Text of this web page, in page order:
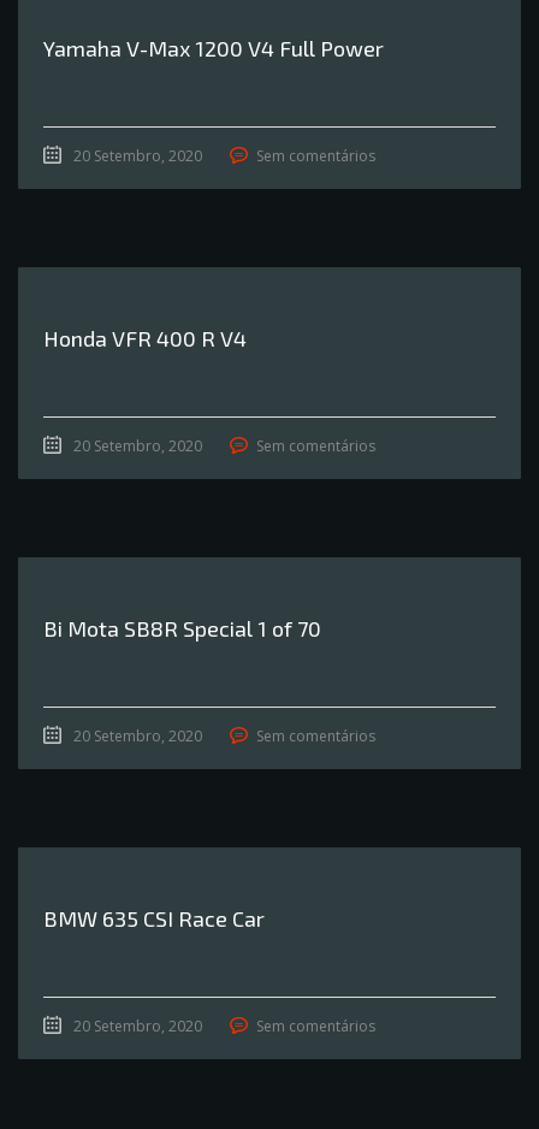
Yamaha V-Max 1200 V4 Full Power
20 Setembro, 2020 Sem comentários
Honda VFR 400 R V4
20 Setembro, 2020 Sem comentários
Bi Mota SB8R Special 1 of 70
20 Setembro, 2020 Sem comentários
BMW 635 CSI Race Car
20 Setembro, 2020 Sem comentários